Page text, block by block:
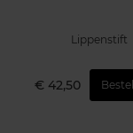
Lippenstift
€ 42,50